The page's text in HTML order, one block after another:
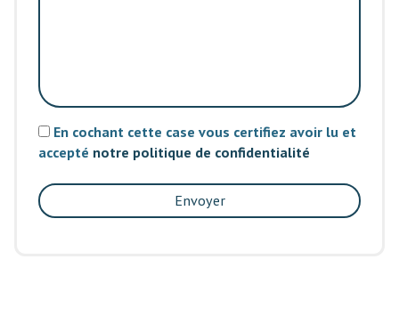
En cochant cette case vous certifiez avoir lu et
accepté notre politique de confidentialité
Envoyer